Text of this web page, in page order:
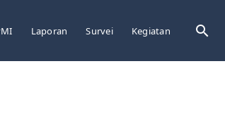
Laporan Survei Kegiatan